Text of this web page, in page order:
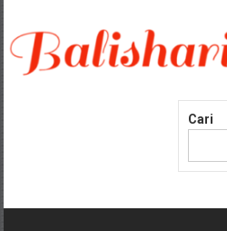
konten
Cari